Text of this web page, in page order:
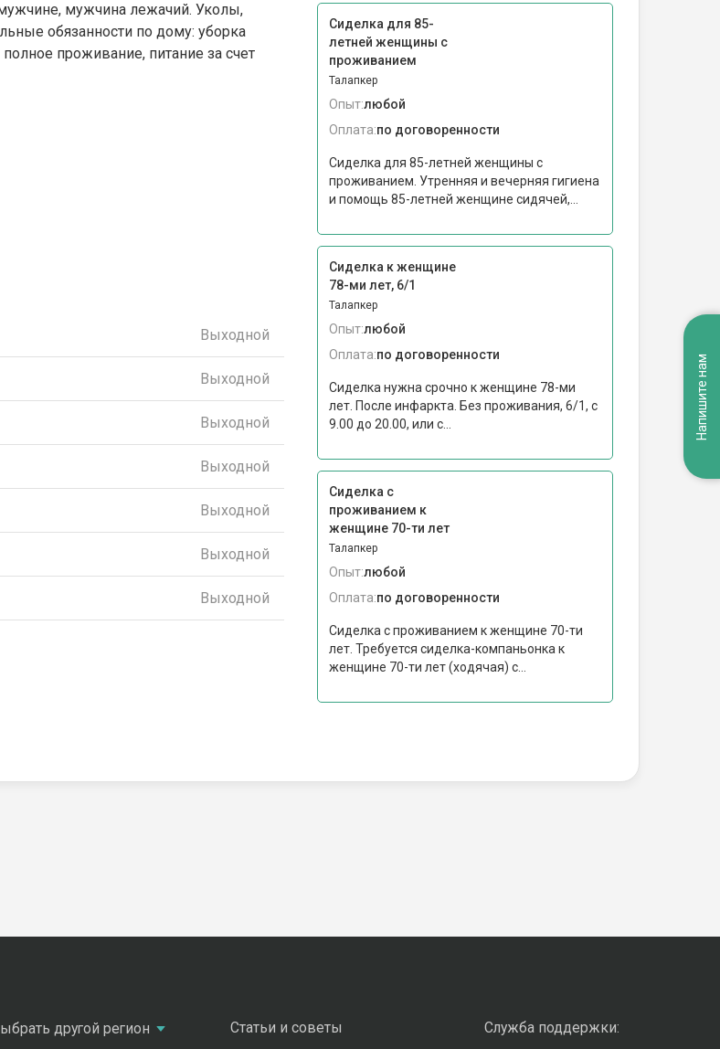
мужчина лежачий. Уколы,
обязанности по дому: уборка
проживание, питание за счет
Выходной
Выходной
Выходной
Выходной
Выходной
Выходной
Выходной
Сиделка для 85-
летней женщины с
проживанием
Талапкер
Опыт:любой
Оплата:по договоренности
Сиделка для 85-летней женщины с
проживанием. Утренняя и вечерняя гигиена
и помощь 85-летней женщине сидячей,...
Сиделка к женщине
78-ми лет, 6/1
Талапкер
Опыт:любой
Оплата:по договоренности
Сиделка нужна срочно к женщине 78-ми
лет. После инфаркта. Без проживания, 6/1, с
9.00 до 20.00, или с...
Сиделка с
проживанием к
женщине 70-ти лет
Талапкер
Опыт:любой
Оплата:по договоренности
Сиделка с проживанием к женщине 70-ти
лет. Требуется сиделка-компаньонка к
женщине 70-ти лет (ходячая) с...
другой регион Статьи и советы Служба поддержки:
Напишите нам